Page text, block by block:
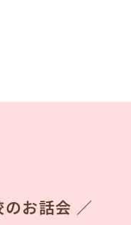
お話会 ／